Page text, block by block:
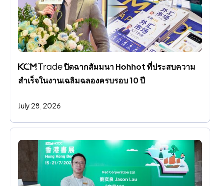
ปิดฉากสัมมนา Hohhot ที่ประสบความ
สําเร็จในงานเฉลิมฉลองครบรอบ 10 ปี
July 28, 2026